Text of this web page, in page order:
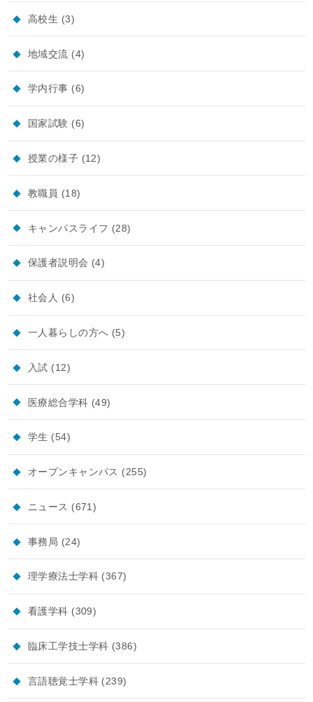
高校生 (3)
地域交流 (4)
学内行事 (6)
国家試験 (6)
授業の様子 (12)
教職員 (18)
キャンパスライフ (28)
保護者説明会 (4)
社会人 (6)
一人暮らしの方へ (5)
入試 (12)
医療総合学科 (49)
学生 (54)
オープンキャンパス (255)
ニュース (671)
事務局 (24)
理学療法士学科 (367)
看護学科 (309)
臨床工学技士学科 (386)
言語聴覚士学科 (239)